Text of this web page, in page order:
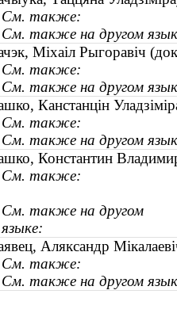
См. также:
См. также на другом
Міхаіл Рыгоравіч
См. также:
См. также на другом
Канстанцін
См. также:
См. также на другом
Константин
См. также:
См. также на другом
языке:
Аляксандр
См. также:
См. также на другом